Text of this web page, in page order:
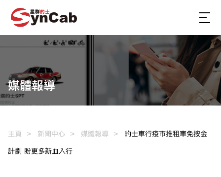
媒體報導
主頁 新聞中心 媒體報導 的士車行疫市推租車免按金
計劃 盼更多新血入行